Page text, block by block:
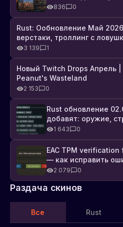
броня, Industrial DLC
список изменений
836 0
Rust: Ообновление Май
верстаки, троллинг с
DLC3 139 1
Новый Twitch Drops Апрель |
Peanut's Wasteland
2 153 0
Rust обновление
добавят: оружие,
технологии и Farming
1 643 0
EAC TPM verification
— как исправить
Secure Boot
2 079 0
Раздача скинов
Все Rust